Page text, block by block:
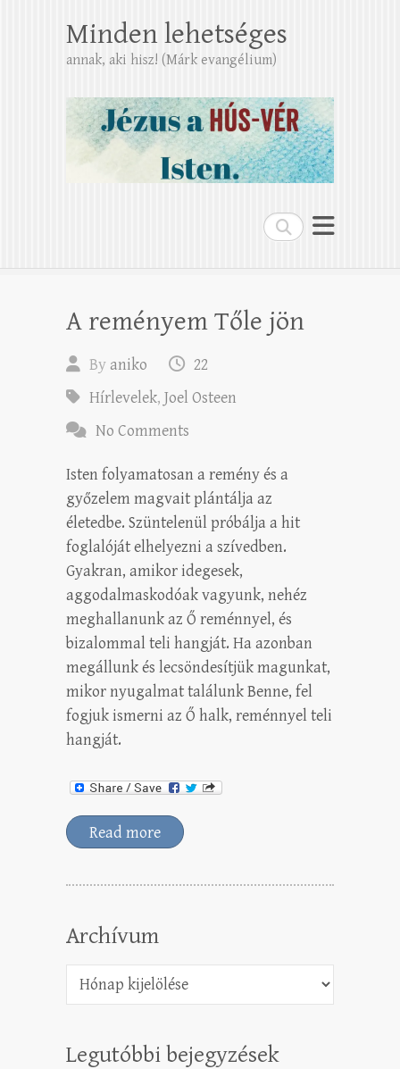
Search
Minden lehetséges
annak, aki hisz! (Márk evangélium)
A reményem Tőle jön
By aniko
22
Hírlevelek, Joel Osteen
No Comments
Isten folyamatosan a remény és a
győzelem magvait plántálja az
életedbe. Szüntelenül próbálja a hit
foglalóját elhelyezni a szívedben.
Gyakran, amikor idegesek,
aggodalmaskodóak vagyunk, nehéz
meghallanunk az Ő reménnyel, és
bizalommal teli hangját. Ha azonban
megállunk és lecsöndesítjük magunkat,
mikor nyugalmat találunk Benne, fel
fogjuk ismerni az Ő halk, reménnyel teli
hangját.
Read more
Archívum
Legutóbbi bejegyzések